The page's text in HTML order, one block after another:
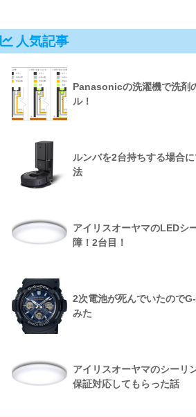
人気記事
Panasonicの洗濯機で洗剤
ル！
ルンバを2台持ちする場合
法
アイリスオーヤマのLEDシ
障！2台目！
2次電池が死んでいたので
みた
アイリスオーヤマのシーリ
保証対応してもらった話